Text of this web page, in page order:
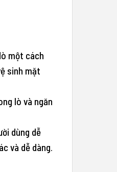
một cách
sinh mặt
lò và ngăn
dùng dễ
và dễ dàng.